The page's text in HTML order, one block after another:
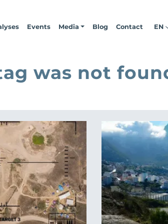
Events Media Blog Contact EN
was not